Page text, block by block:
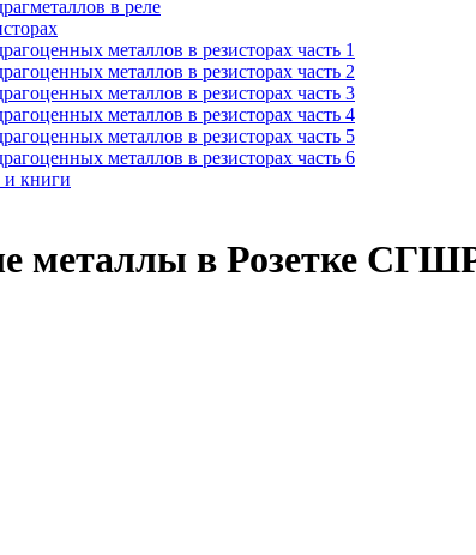
в реле
металлов в резисторах часть 1
металлов в резисторах часть 2
металлов в резисторах часть 3
металлов в резисторах часть 4
металлов в резисторах часть 5
металлов в резисторах часть 6
книги
металлы в Розетке